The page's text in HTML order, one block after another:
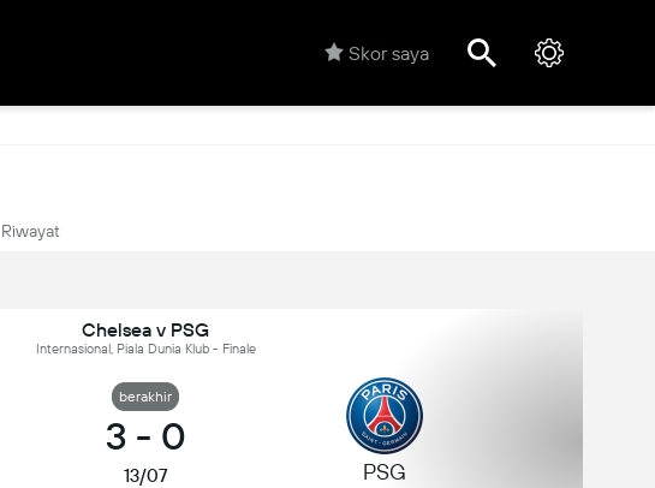
Skor saya
Riwayat
Chelsea v PSG
Internasional, Piala Dunia Klub - Finale
berakhir
3 - 0
13/07 PSG